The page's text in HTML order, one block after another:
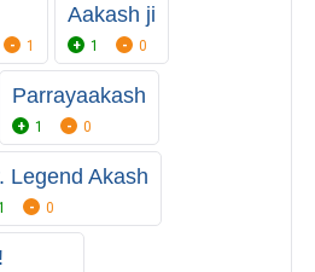
1
Aakash ji
1 0
Parrayaakash
1 0
Legend Akash
0